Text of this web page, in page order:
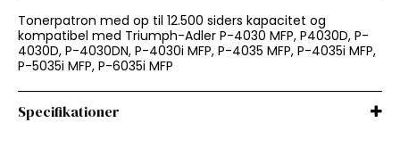
Tonerpatron med op til 12.500 siders kapacitet og
kompatibel med Triumph-Adler P-4030 MFP, P4030D, P-
4030D, P-4030DN, P-4030i MFP, P-4035 MFP, P-4035i MFP,
P-5035i MFP, P-6035i MFP
Specifikationer